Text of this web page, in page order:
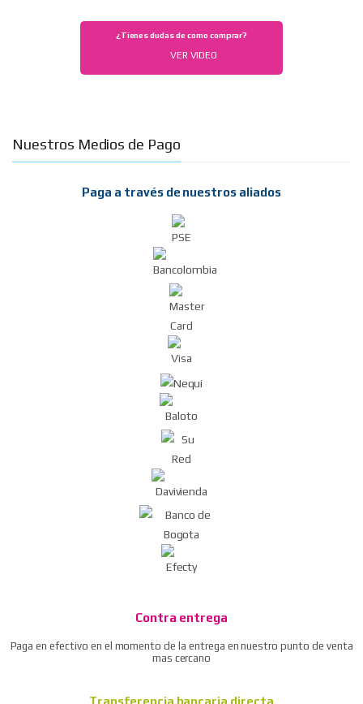
¿Tienes dudas de como comprar?
VER VIDEO
Nuestros Medios de Pago
Paga a través de nuestros aliados
Contra entrega
Paga en efectivo en el momento de la entrega en nuestro punto de venta
mas cercano
Transferencia bancaria directa